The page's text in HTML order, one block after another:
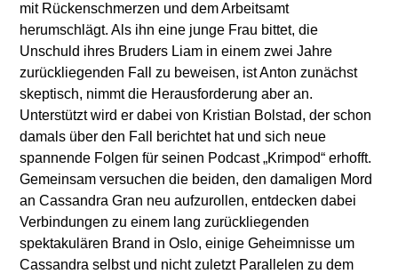
mit Rückenschmerzen und dem Arbeitsamt
herumschlägt. Als ihn eine junge Frau bittet, die
Unschuld ihres Bruders Liam in einem zwei Jahre
zurückliegenden Fall zu beweisen, ist Anton zunächst
skeptisch, nimmt die Herausforderung aber an.
Unterstützt wird er dabei von Kristian Bolstad, der schon
damals über den Fall berichtet hat und sich neue
spannende Folgen für seinen Podcast „Krimpod“ erhofft.
Gemeinsam versuchen die beiden, den damaligen Mord
an Cassandra Gran neu aufzurollen, entdecken dabei
Verbindungen zu einem lang zurückliegenden
spektakulären Brand in Oslo, einige Geheimnisse um
Cassandra selbst und nicht zuletzt Parallelen zu dem